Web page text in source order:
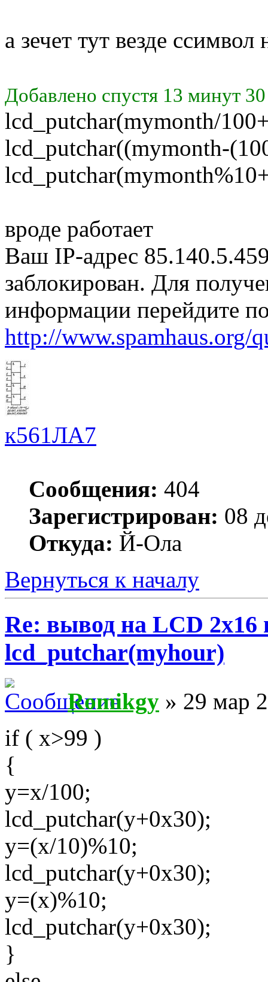
а зечет тут везде ссимвол
Добавлено спустя 13 минут
lcd_putchar(mymonth/
lcd_putchar((mymonth-
вроде работает
Ваш IP-адрес
заблокирован. Для
информации перейдите
http://www.spamhaus.org/
к561ЛА7
Сообщения: 404
Зарегистрирован: 08
Откуда: Й-Ола
Вернуться к началу
Re: вывод на LCD 2х16
lcd_putchar(myhour)
Romikgy » 29 мар
if ( x>99 )
{
y=x/100;
lcd_putchar(y+0x30);
y=(x/10)%10;
lcd_putchar(y+0x30);
y=(x)%10;
lcd_putchar(y+0x30);
}